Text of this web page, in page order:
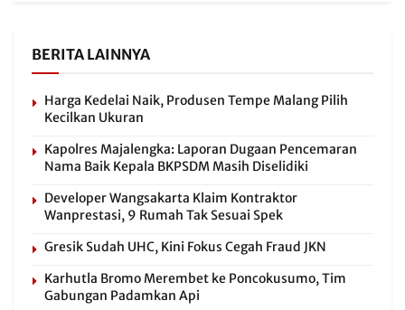
BERITA LAINNYA
Harga Kedelai Naik, Produsen Tempe Malang Pilih
Kecilkan Ukuran
Kapolres Majalengka: Laporan Dugaan Pencemaran
Nama Baik Kepala BKPSDM Masih Diselidiki
Developer Wangsakarta Klaim Kontraktor
Wanprestasi, 9 Rumah Tak Sesuai Spek
Gresik Sudah UHC, Kini Fokus Cegah Fraud JKN
Karhutla Bromo Merembet ke Poncokusumo, Tim
Gabungan Padamkan Api